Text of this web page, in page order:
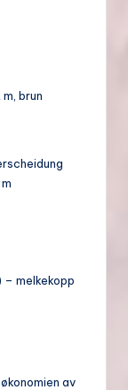
brun
melkekopp
av